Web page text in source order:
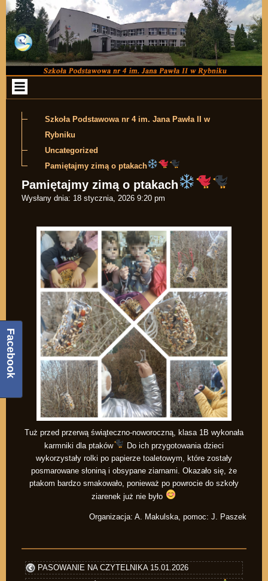
Przejdź do zawartości
Szkoła Podstawowa nr 4 im. Jana Pawła II w
Rybniku
Uncategorized
Pamiętajmy zimą o ptakach
Pamiętajmy zimą o ptakach
Wysłany dnia: 18 stycznia, 2026 9:20 pm
Tuż przed przerwą świąteczno-noworoczną, klasa 1B wykonała
karmniki dla ptaków
Do ich przygotowania dzieci
wykorzystały rolki po papierze toaletowym, które zostały
posmarowane słoniną i obsypane ziarnami. Okazało się, że
ptakom bardzo smakowało, ponieważ po powrocie do szkoły
ziarenek już nie było
Organizacja: A. Makulska, pomoc: J. Paszek
PASOWANIE NA CZYTELNIKA 15.01.2026
Facebook